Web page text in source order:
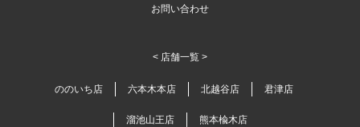
お問い合わせ
< 店舗一覧 >
ののいち店 六本木本店 北越谷店 君津店
溜池山王店 熊本楡木店